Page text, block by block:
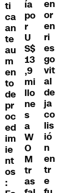
ti
ca
an
te
au
m
en
to
de
pr
oc
ed
im
ie
nt
os
:
ía
po
r
U
S$
13
,9
mi
llo
ne
s
a
W
O
M
tr
as
en
or
en
ri
es
go
vit
al
de
ja
co
lis
ió
n
en
tr
e